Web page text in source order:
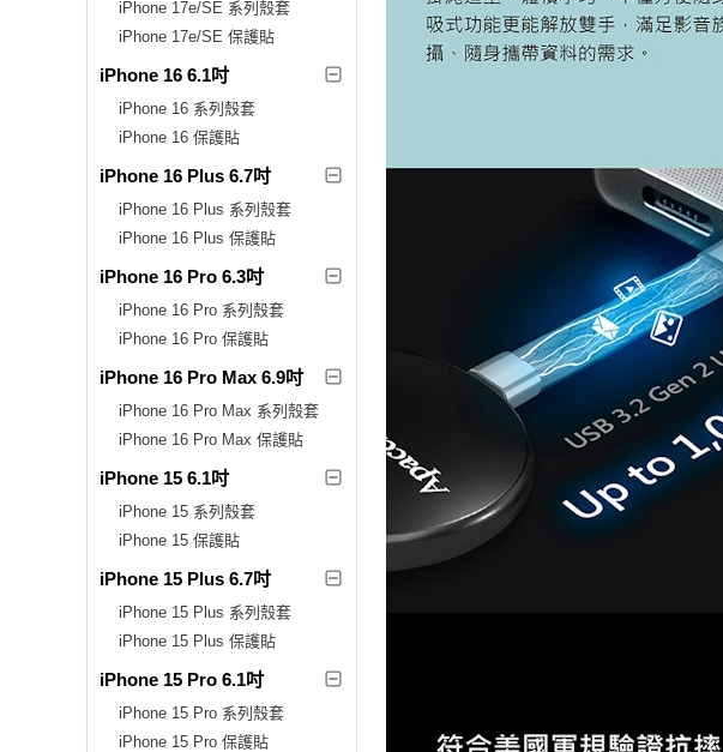
iPhone 17e/SE 系列殼套
iPhone 17e/SE 保護貼
iPhone 16 6.1吋
iPhone 16 系列殼套
iPhone 16 保護貼
iPhone 16 Plus 6.7吋
iPhone 16 Plus 系列殼套
iPhone 16 Plus 保護貼
iPhone 16 Pro 6.3吋
iPhone 16 Pro 系列殼套
iPhone 16 Pro 保護貼
iPhone 16 Pro Max 6.9吋
iPhone 16 Pro Max 系列殼套
iPhone 16 Pro Max 保護貼
iPhone 15 6.1吋
iPhone 15 系列殼套
iPhone 15 保護貼
iPhone 15 Plus 6.7吋
iPhone 15 Plus 系列殼套
iPhone 15 Plus 保護貼
iPhone 15 Pro 6.1吋
iPhone 15 Pro 系列殼套
iPhone 15 Pro 保護貼